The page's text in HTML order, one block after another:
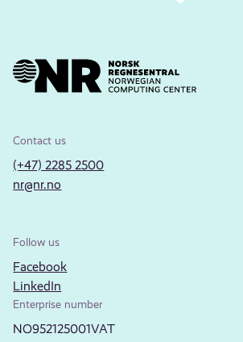
Contact us
(+47) 2285 2500
nr@nr.no
Follow us
Facebook
LinkedIn
Enterprise number
NO952125001VAT